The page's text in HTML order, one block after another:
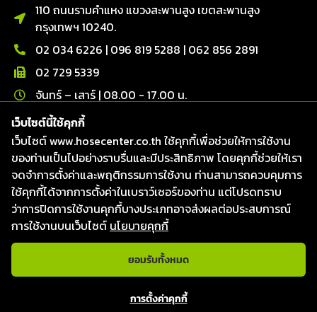
110 ถนนรามคำแหง แขวงสะพานสูง เขตสะพานสูง
กรุงเทพฯ 10240.
02 034 6226 | 096 819 5288 | 062 856 2891
02 729 5339
จันทร์ – เสาร์ | 08.00 - 17.00 น.
ติดต่อเรา
Line : @hosecenter
Hose Center ศูนย์รวมท่อ สายยาง และข้อต่อ
Hose Center ศูนย์รวมท่อ สายยาง และข้อต่อ
Hosecenter
บริษัท โฮสเซ็นเตอร์ จำกัด
designed & Developed by Fresh Digital.
แชทกับเจ้าหน้าที่
เว็บไซต์นี้ใช้คุกกี้
เว็บไซต์ www.hosecenter.co.th ใช้คุกกี้เพื่อช่วยให้การใช้งาน
ของท่านเป็นไปอย่างราบรื่นและมีประสิทธิภาพ โดยคุกกี้ช่วยให้เรา
จดจำการตั้งค่าและพฤติกรรมการใช้งาน ท่านสามารถควบคุมการ
ใช้คุกกี้ได้จากการตั้งค่าในเบราว์เซอร์ของท่าน แต่โปรดทราบ
ว่าการปิดการใช้งานคุกกี้บางประเภทอาจส่งผลต่อประสบการณ์
การใช้งานบนเว็บไซต์ นโยบายคุกกี้
ยอมรับทั้งหมด
การตั้งค่าคุกกี้